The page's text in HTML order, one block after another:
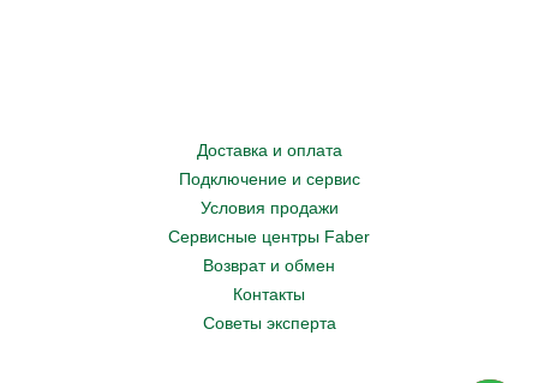
Доставка и оплата
Подключение и сервис
Условия продажи
Сервисные центры Faber
Возврат и обмен
Контакты
Советы эксперта